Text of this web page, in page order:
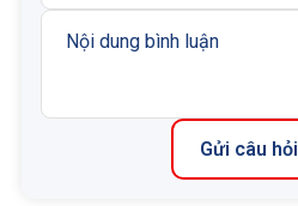
Gửi câu hỏi